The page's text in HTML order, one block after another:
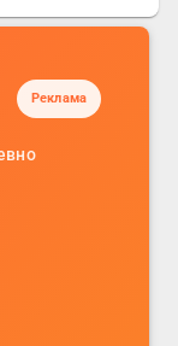
Реклама